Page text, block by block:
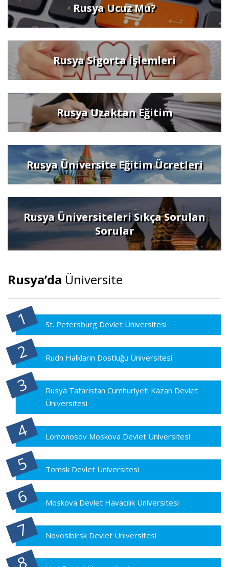
Rusya Ucuz Mu?
Rusya Sigorta İşlemleri
Rusya Uzaktan Eğitim
Rusya Üniversite Eğitim Ücretleri
Rusya Üniversiteleri Sıkça Sorulan
Sorular
Rusya’da Üniversite
St. Petersburg Devlet Üniversitesi
Rudn Halkların Dostluğu Üniversitesi
Rusya Tataristan Cumhuriyeti Kazan Devlet
Üniversitesi
Lomonosov Moskova Devlet Üniversitesi
Tomsk Devlet Üniversitesi
Moskova Devlet Havacılık Üniversitesi
Novosibirsk Devlet Üniversitesi